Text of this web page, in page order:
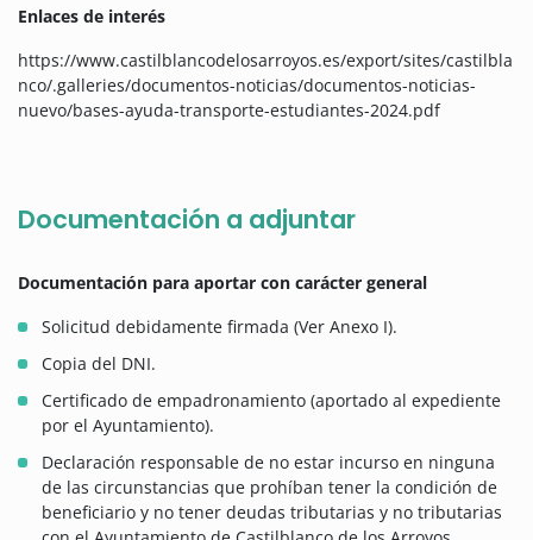
Enlaces de interés
https://www.castilblancodelosarroyos.es/export/sites/castilbla
nco/.galleries/documentos-noticias/documentos-noticias-
nuevo/bases-ayuda-transporte-estudiantes-2024.pdf
Documentación a adjuntar
Documentación para aportar con carácter general
Solicitud debidamente firmada (Ver Anexo I).
Copia del DNI.
Certificado de empadronamiento (aportado al expediente
por el Ayuntamiento).
Declaración responsable de no estar incurso en ninguna
de las circunstancias que prohíban tener la condición de
beneficiario y no tener deudas tributarias y no tributarias